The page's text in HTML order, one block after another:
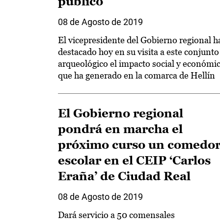
08 de Agosto de 2019
El vicepresidente del Gobierno regional
destacado hoy en su visita a este conjunto
arqueológico el impacto social y
que ha generado en la comarca de Hellín
El Gobierno regional
pondrá en marcha el
próximo curso un
escolar en el CEIP ‘Carlos
Eraña’ de Ciudad Real
08 de Agosto de 2019
Dará servicio a 50 comensales